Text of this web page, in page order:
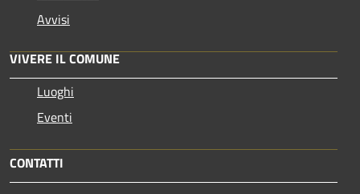
Avvisi
VIVERE IL COMUNE
Luoghi
Eventi
CONTATTI